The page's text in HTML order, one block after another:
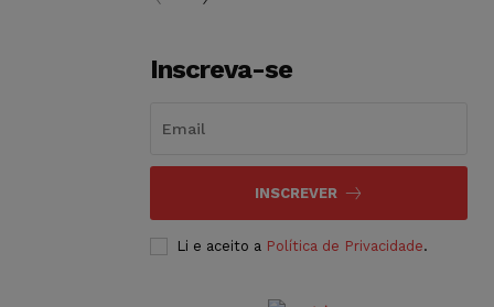
Inscreva-se
INSCREVER
Li e aceito a Política de Privacidade.